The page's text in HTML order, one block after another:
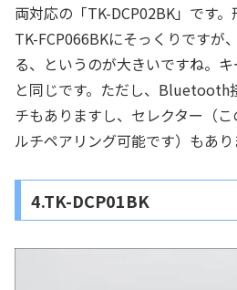
両対応の「TK-DCP02BK」です
TK-FCP066BKにそっくりですが
る、というのが大きいですね。
と同じです。ただし、Bluetooth
チもありますし、セレクター（
ルチペアリング可能です）もあり
4.TK-DCP01BK